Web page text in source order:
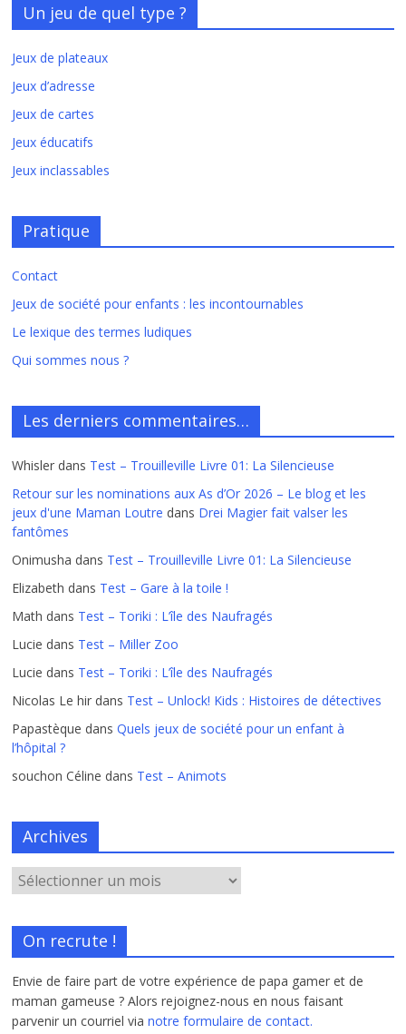
Un jeu de quel type ?
Jeux de plateaux
Jeux d’adresse
Jeux de cartes
Jeux éducatifs
Jeux inclassables
Pratique
Contact
Jeux de société pour enfants : les incontournables
Le lexique des termes ludiques
Qui sommes nous ?
Les derniers commentaires…
Whisler dans Test – Trouilleville Livre 01: La Silencieuse
Retour sur les nominations aux As d’Or 2026 – Le blog et les
jeux d'une Maman Loutre dans Drei Magier fait valser les
fantômes
Onimusha dans Test – Trouilleville Livre 01: La Silencieuse
Elizabeth dans Test – Gare à la toile !
Math dans Test – Toriki : L’île des Naufragés
Lucie dans Test – Miller Zoo
Lucie dans Test – Toriki : L’île des Naufragés
Nicolas Le hir dans Test – Unlock! Kids : Histoires de détectives
Papastèque dansQuels jeux de société pour un enfant à
l’hôpital ?
souchon Céline dans Test – Animots
Archives
On recrute !
Envie de faire part de votre expérience de papa gamer et de
maman gameuse ? Alors rejoignez-nous en nous faisant
parvenir un courriel vianotre formulaire de contact.